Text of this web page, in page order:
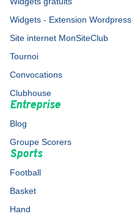
Widgets - Extension Wordpress
Site internet MonSiteClub
Tournoi
Convocations
Clubhouse
Entreprise
Blog
Groupe Scorers
Sports
Football
Basket
Hand